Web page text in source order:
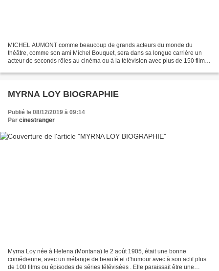
MICHEL AUMONT comme beaucoup de grands acteurs du monde du
théâtre, comme son ami Michel Bouquet, sera dans sa longue carrière un
acteur de seconds rôles au cinéma ou à la télévision avec plus de 150 films
MYRNA LOY BIOGRAPHIE
Publié le 08/12/2019 à 09:14
Par cinestranger
Myrna Loy née à Helena (Montana) le 2 août 1905, était une bonne
comédienne, avec un mélange de beauté et d'humour avec à son actif plus
de 100 films ou épisodes de séries télévisées . Elle paraissait être une